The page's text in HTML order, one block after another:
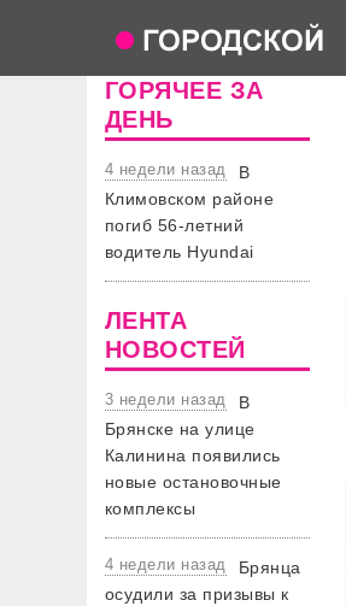
ГОРЯЧЕЕ ЗА
ДЕНЬ
4 недели назад
В
Климовском районе
погиб 56-летний
водитель Hyundai
ЛЕНТА
НОВОСТЕЙ
3 недели назад
В
Брянске на улице
Калинина появились
новые остановочные
комплексы
4 недели назад
Брянца
осудили за призывы к